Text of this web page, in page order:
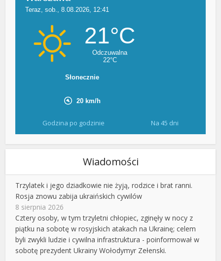
Godzina po godzinie Na 45 dni
Wiadomości
Trzylatek i jego dziadkowie nie żyją, rodzice i brat ranni.
Rosja znowu zabija ukraińskich cywilów
8 sierpnia 2026
Cztery osoby, w tym trzyletni chłopiec, zginęły w nocy z
piątku na sobotę w rosyjskich atakach na Ukrainę; celem
byli zwykli ludzie i cywilna infrastruktura - poinformował w
sobotę prezydent Ukrainy Wołodymyr Zełenski.